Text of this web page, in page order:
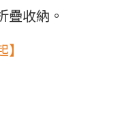
疊收納。